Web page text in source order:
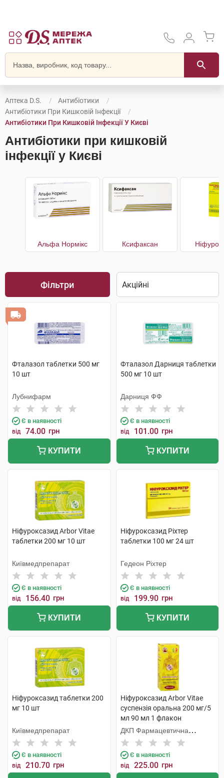
Аптека D.S.
Антибіотики
Антибіотики При Кишковій Інфекції
Антибіотики При Кишковій Інфекції У Києві
Антибіотики при кишковій
інфекції у Києві
Альфа Нормікс Ксифаксан
Фільтри
Фталазол таблетки 500 мг
10 шт
Лубнифарм
Є в наявності
від 74.00 грн
КУПИТИ
Фталазол Дарниця таблетки
500 мг 10 шт
Дарниця ФФ
Є в наявності
від 101.00 грн
КУПИТИ
Ніфуроксазид Arbor Vitae
таблетки 200 мг 10 шт
Київмедпрепарат
Є в наявності
від 156.40 грн
КУПИТИ
Ніфуроксазид Ріхтер
таблетки 100 мг 24 шт
Гедеон Ріхтер
Є в наявності
від 199.90 грн
КУПИТИ
Ніфуроксазид таблетки 200
мг 10 шт
Київмедпрепарат
Є в наявності
від 210.70 грн
Ніфуроксазид Arbor Vitae
суспензія оральна 200 мг/5
мл 90 мл 1 флакон
ДКП Фармацевтична
фабрика
Є в наявності
від 225.00 грн